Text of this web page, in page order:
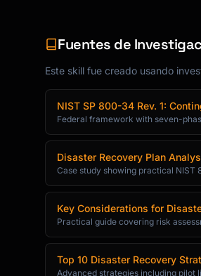
Fuentes de
Este skill fue creado usando
NIST SP 800-34 Rev. 1:
Federal framework with seven-
Disaster Recovery Plan
Case study showing practical
Key Considerations for
Practical guide covering risk
Top 10 Disaster Recovery
Advanced strategies including pilot